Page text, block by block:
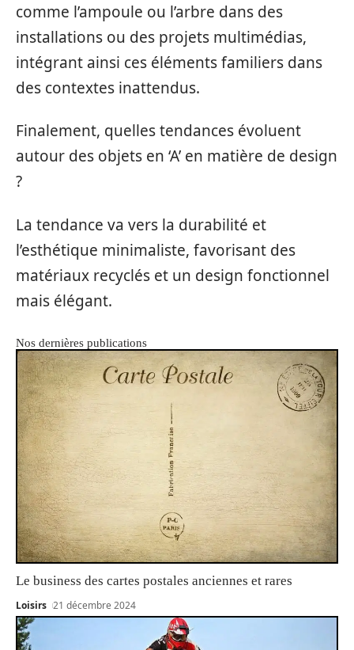
comme l’ampoule ou l’arbre dans des
installations ou des projets multimédias,
intégrant ainsi ces éléments familiers dans
des contextes inattendus.
Finalement, quelles tendances évoluent
autour des objets en ‘A’ en matière de design
?
La tendance va vers la durabilité et
l’esthétique minimaliste, favorisant des
matériaux recyclés et un design fonctionnel
mais élégant.
Nos dernières publications
Le business des cartes postales anciennes et rares
Loisirs 21 décembre 2024